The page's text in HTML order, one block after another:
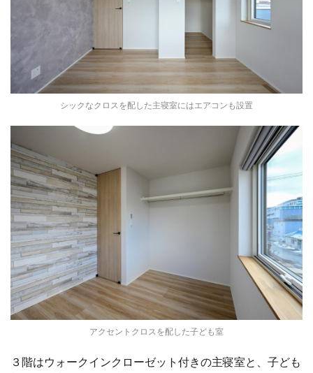
シックなクロスを配した主寝室にはエアコンも設置
アクセントクロスを配した子ども室
３階はウォークインクローゼット付きの主寝室と、子ども